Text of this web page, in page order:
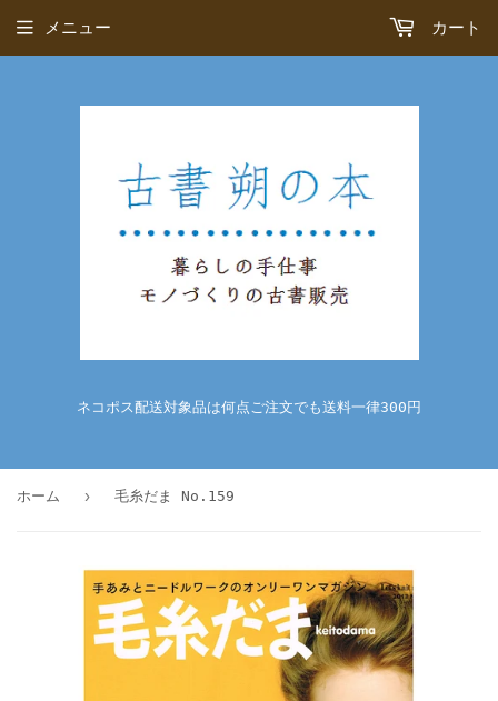
ネコポス配送対象品は何点ご注文でも送料一律300円
メニュー カート
ホーム › 毛糸だま No.159